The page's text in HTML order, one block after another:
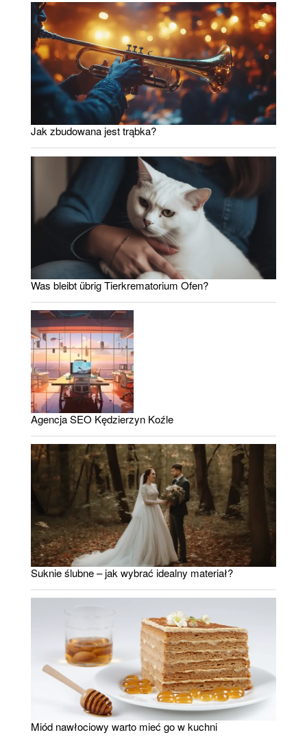
Jak zbudowana jest trąbka?
Was bleibt übrig Tierkrematorium Ofen?
Agencja SEO Kędzierzyn Koźle
Suknie ślubne – jak wybrać idealny materiał?
Miód nawłociowy warto mieć go w kuchni